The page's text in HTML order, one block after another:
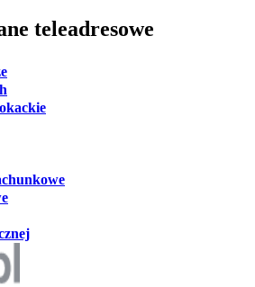
teleadresowe
otwiera się w nowej karcie
otwiera się w nowej karcie
się w nowej karcie
w nowej karcie
otwiera się w nowej karcie
otwiera się w nowej karcie
otwiera się w nowej karcie